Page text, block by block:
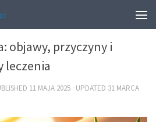
objawy, przyczyny i
leczenia
11 MAJA 2025 · UPDATED 31 MARCA